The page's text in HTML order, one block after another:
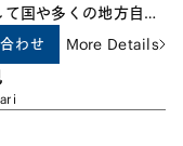
国や多くの地方自治
わせ More Details